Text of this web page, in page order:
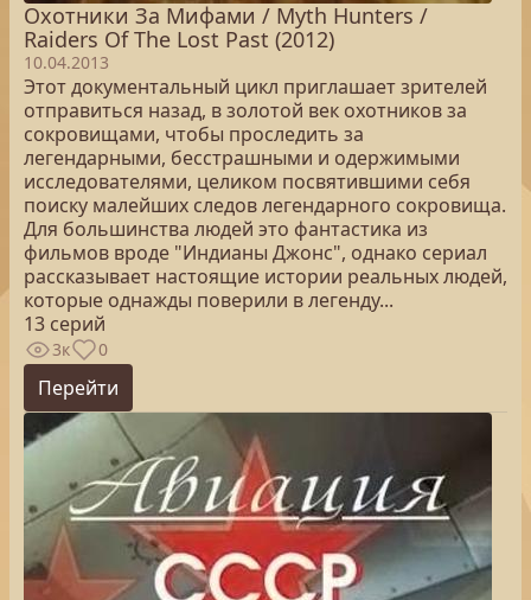
Охотники За Мифами / Myth Hunters /
Raiders Of The Lost Past (2012)
10.04.2013
Этот документальный цикл приглашает зрителей
отправиться назад, в золотой век охотников за
сокровищами, чтобы проследить за
легендарными, бесстрашными и одержимыми
исследователями, целиком посвятившими себя
поиску малейших следов легендарного сокровища.
Для большинства людей это фантастика из
фильмов вроде "Индианы Джонс", однако сериал
рассказывает настоящие истории реальных людей,
которые однажды поверили в легенду...
13 серий
3к 0
Перейти